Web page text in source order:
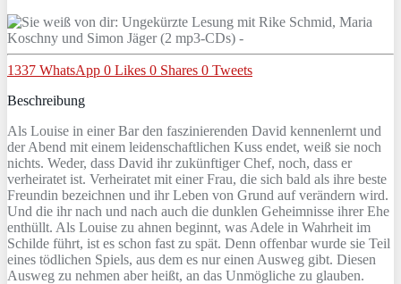
1337 WhatsApp 0 Likes 0 Shares 0 Tweets
Beschreibung
Als Louise in einer Bar den faszinierenden David kennenlernt und
der Abend mit einem leidenschaftlichen Kuss endet, weiß sie noch
nichts. Weder, dass David ihr zukünftiger Chef, noch, dass er
verheiratet ist. Verheiratet mit einer Frau, die sich bald als ihre beste
Freundin bezeichnen und ihr Leben von Grund auf verändern wird.
Und die ihr nach und nach auch die dunklen Geheimnisse ihrer Ehe
enthüllt. Als Louise zu ahnen beginnt, was Adele in Wahrheit im
Schilde führt, ist es schon fast zu spät. Denn offenbar wurde sie Teil
eines tödlichen Spiels, aus dem es nur einen Ausweg gibt. Diesen
Ausweg zu nehmen aber heißt, an das Unmögliche zu glauben.